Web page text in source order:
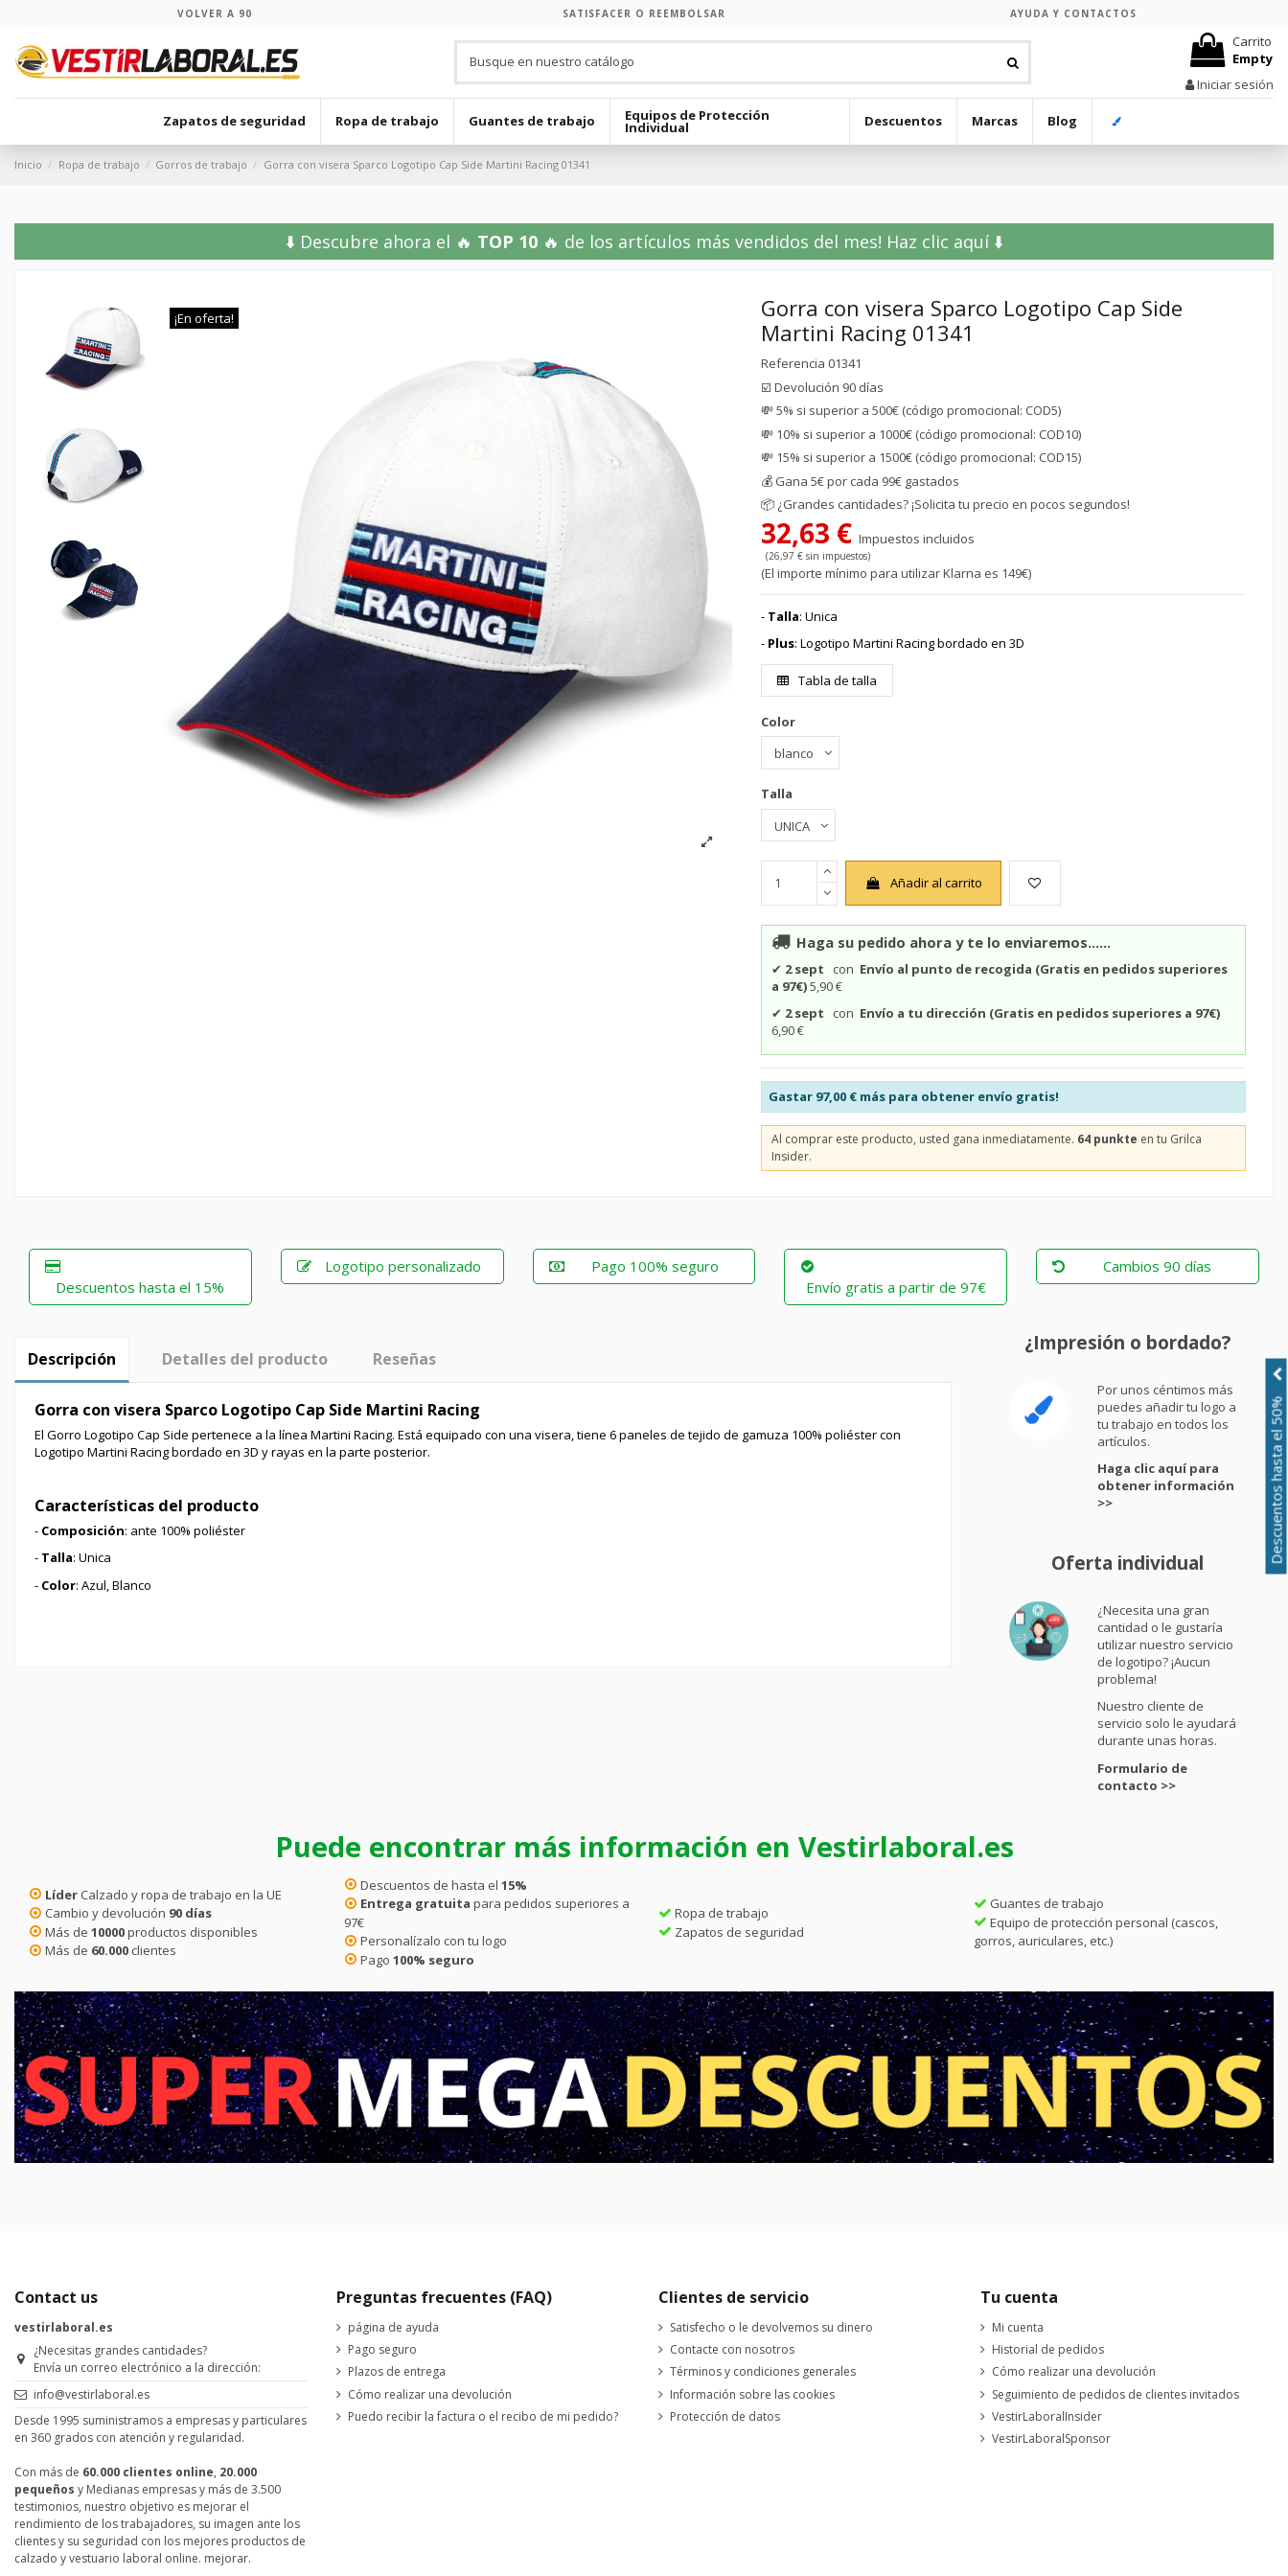
VOLVER A 90 SATISFACER O REEMBOLSAR AYUDA Y CONTACTOS
Carrito
Empty
Iniciar sesión
Zapatos de seguridad Ropa de trabajo Guantes de trabajo Equipos de Protección
Individual Descuentos Marcas Blog
Inicio Ropa de trabajo Gorros de trabajo Gorra con visera Sparco Logotipo Cap Side Martini Racing 01341
⬇️ Descubre ahora el 🔥 TOP 10🔥 de los artículos más vendidos del mes! Haz clic aquí ⬇️
¡En oferta!
Gorra con visera Sparco Logotipo Cap Side
Martini Racing 01341
Referencia 01341
☑️ Devolución 90 días
💸 5% si superior a 500€ (código promocional: COD5)
💸 10% si superior a 1000€ (código promocional: COD10)
💸 15% si superior a 1500€ (código promocional: COD15)
💰 Gana 5€ por cada 99€ gastados
📦 ¿Grandes cantidades? ¡Solicita tu precio en pocos segundos!
32,63 €Impuestos incluidos
(26,97 € sin impuestos)
(El importe mínimo para utilizar Klarna es 149€)
- Talla: Unica
- Plus: Logotipo Martini Racing bordado en 3D
Tabla de talla
Color
Talla
Añadir al carrito
Haga su pedido ahora y te lo enviaremos......
✔ 2 sept con Envío al punto de recogida (Gratis en pedidos superiores
a 97€)5,90 €
✔ 2 sept con Envío a tu dirección (Gratis en pedidos superiores a 97€)
6,90 €
Gastar 97,00 €más para obtener envío gratis!
Al comprar este producto, usted gana inmediatamente. 64 punkte en tu Grilca
Insider.
Descuentos hasta el 15%
Logotipo personalizado
Pago 100% seguro
Envío gratis a partir de 97€
Cambios 90 días
Descripción Detalles del producto Reseñas
Gorra con visera Sparco Logotipo Cap Side Martini Racing
El Gorro Logotipo Cap Side pertenece a la línea Martini Racing. Está equipado con una visera, tiene 6 paneles de tejido de gamuza 100% poliéster con
Logotipo Martini Racing bordado en 3D y rayas en la parte posterior.
Características del producto
- Composición: ante 100% poliéster
- Talla: Unica
- Color: Azul, Blanco
¿Impresión o bordado?
Por unos céntimos más
puedes añadir tu logo a
tu trabajo en todos los
artículos.
Haga clic aquí para
obtener información
>>
Oferta individual
¿Necesita una gran
cantidad o le gustaría
utilizar nuestro servicio
de logotipo? ¡Aucun
problema!
Nuestro cliente de
servicio solo le ayudará
durante unas horas.
Formulario de
contacto >>
Puede encontrar más información en Vestirlaboral.es
Líder Calzado y ropa de trabajo en la UE
Cambio y devolución 90 días
Más de 10000productos disponibles
Más de 60.000 clientes
Descuentos de hasta el 15%
Entrega gratuita para pedidos superiores a
97€
Personalízalo con tu logo
Pago 100% seguro
Ropa de trabajo
Zapatos de seguridad
Guantes de trabajo
Equipo de protección personal (cascos,
gorros, auriculares, etc.)
Contact us
vestirlaboral.es
¿Necesitas grandes cantidades?
Envía un correo electrónico a la dirección:
info@vestirlaboral.es
Desde 1995 suministramos a empresas y particulares
en 360 grados con atención y regularidad.
Con más de 60.000 clientes online, 20.000
pequeños y Medianas empresas y más de 3.500
testimonios, nuestro objetivo es mejorar el
rendimiento de los trabajadores, su imagen ante los
clientes y su seguridad con los mejores productos de
calzado y vestuario laboral online. mejorar.
Preguntas frecuentes (FAQ)
página de ayuda
Pago seguro
Plazos de entrega
Cómo realizar una devolución
Puedo recibir la factura o el recibo de mi pedido?
Clientes de servicio
Satisfecho o le devolvemos su dinero
Contacte con nosotros
Términos y condiciones generales
Información sobre las cookies
Protección de datos
Tu cuenta
Mi cuenta
Historial de pedidos
Cómo realizar una devolución
Seguimiento de pedidos de clientes invitados
VestirLaboralInsider
VestirLaboralSponsor
Descuentos hasta el 50%